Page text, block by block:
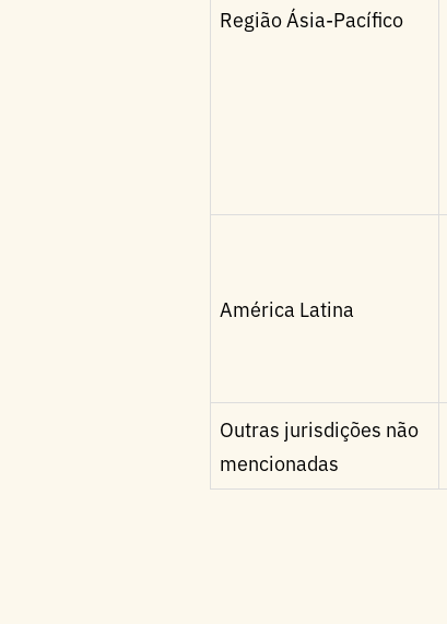
Região Ásia-Pacífico
América Latina
Outras jurisdições não
mencionadas